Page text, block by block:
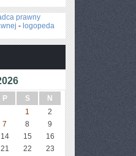
prawny
- logopeda
P S
N
1
2
7 8
9
14 15
16
21 22
23